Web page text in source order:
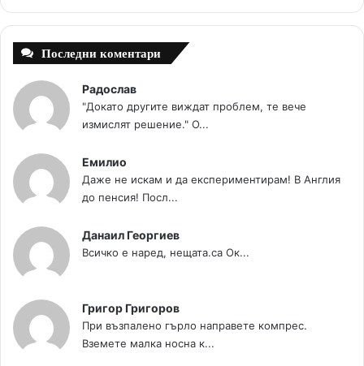
t
m
Последни коментари
Радослав
"Докато другите виждат проблем, те вече
измислят решение." О...
Емилио
Даже не искам и да експериментирам! В Англия
до пенсия! Посл...
Данаил Георгиев
Всичко е наред, нещата.са Ок...
Григор Григоров
При възпалено гърло направете компрес.
Вземете малка носна к...